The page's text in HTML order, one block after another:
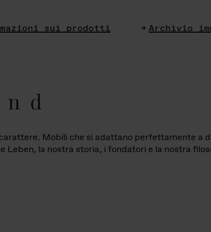
sui prodotti Archivio
Mobili che si adattano perfettamente a
Leben, la nostra storia, i fondatori e la nostra